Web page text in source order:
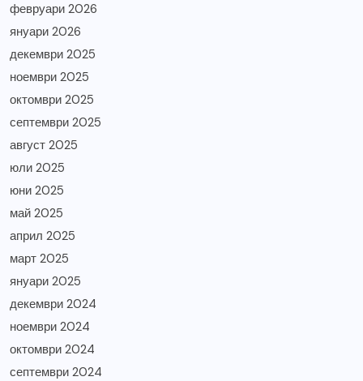
февруари 2026
януари 2026
декември 2025
ноември 2025
октомври 2025
септември 2025
август 2025
юли 2025
юни 2025
май 2025
април 2025
март 2025
януари 2025
декември 2024
ноември 2024
октомври 2024
септември 2024